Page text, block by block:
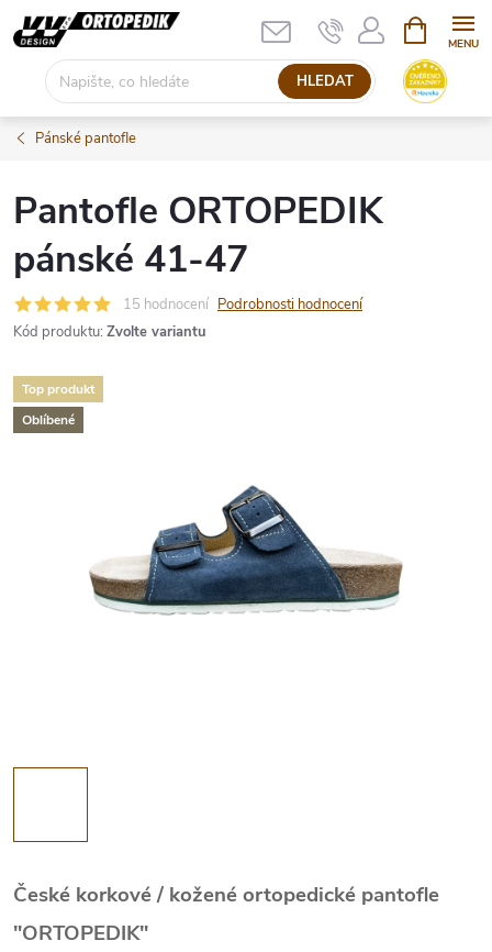
Přejít
na
HLEDAT
NÁKUPNÍ
KOŠÍK
Pánské pantofle
Pantofle ORTOPEDIK
pánské 41-47
15 hodnocení Podrobnosti hodnocení
Kód produktu: Zvolte variantu
Top produkt
Oblíbené
České korkové / kožené ortopedické pantofle
"ORTOPEDIK"